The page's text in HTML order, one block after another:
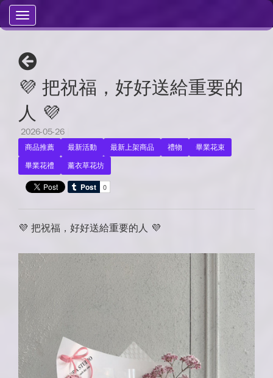
Toggle
navigation
💜 把祝福，好好送給重要的
人 💜
2026-05-26
商品推薦 最新活動 最新上架商品 禮物
畢業花束
畢業花禮
薰衣草花坊
💜 把祝福，好好送給重要的人 💜